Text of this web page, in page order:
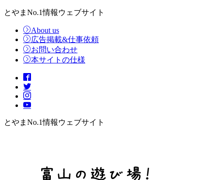
とやまNo.1情報ウェブサイト
About us
広告掲載&仕事依頼
お問い合わせ
本サイトの仕様
とやまNo.1情報ウェブサイト